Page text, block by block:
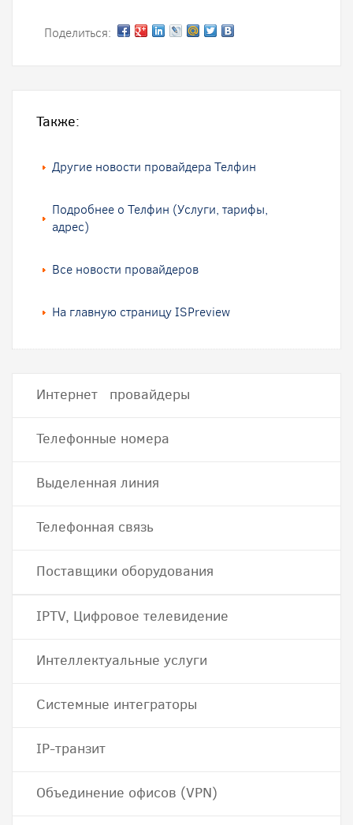
Поделиться:
Также:
Другие новости провайдера Телфин
Подробнее о Телфин (Услуги, тарифы,
адрес)
Все новости провайдеров
На главную страницу ISPreview
Интернет провайдеры
Телефонные номера
Выделенная линия
Телефонная связь
Поставщики оборудования
IPTV, Цифровое телевидение
Интеллектуальные услуги
Системные интеграторы
IP-транзит
Объединение офисов (VPN)